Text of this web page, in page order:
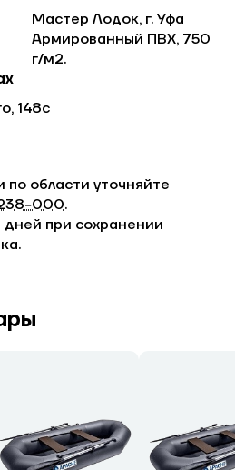
Мастер Лодок, г. Уфа
Армированный ПВХ, 750
г/м2.
области уточняйте
.
дней при сохранении
148с